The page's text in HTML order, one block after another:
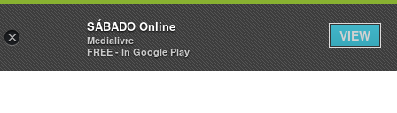
Sábado Assine Iniciar Sessão
×
SÁBADO Online
Medialivre
FREE - In Google Play
VIEW